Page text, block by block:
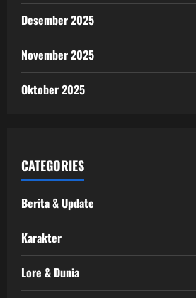
Desember 2025
November 2025
Oktober 2025
CATEGORIES
Berita & Update
Karakter
Lore & Dunia